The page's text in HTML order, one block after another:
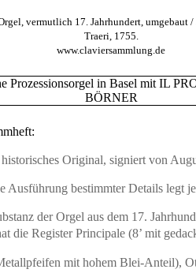
vermutlich 17. Jahrhundert, umgebaut
Traeri, 1755.
www.claviersammlung.de
Original, signiert von
Ausführung bestimmter Details legt
der Orgel aus dem 17.
die Register Principale (8’ mit
mit hohem Blei-Anteil),